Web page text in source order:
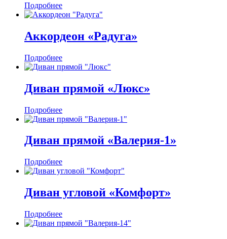
Подробнее
Аккордеон «Радуга»
Подробнее
Диван прямой «Люкс»
Подробнее
Диван прямой «Валерия-1»
Подробнее
Диван угловой «Комфорт»
Подробнее